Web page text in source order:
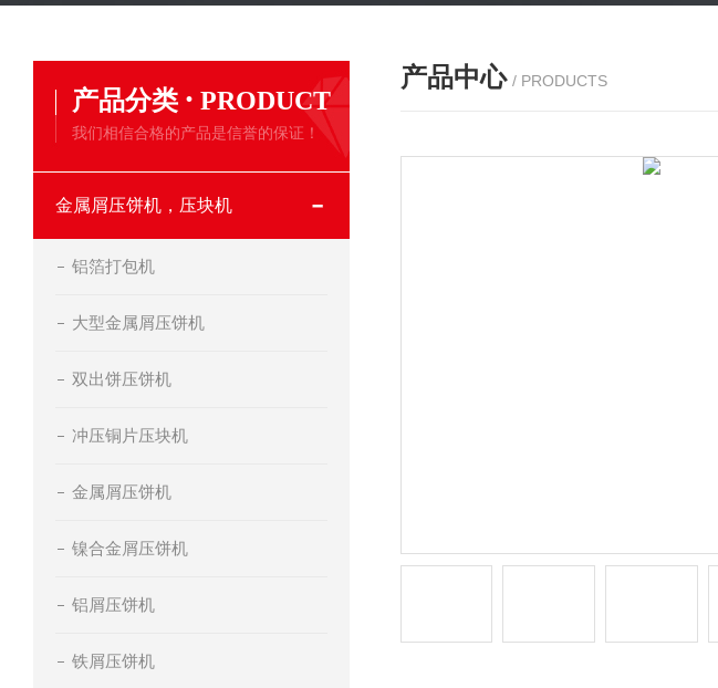
产品分类 · PRODUCT
我们相信合格的产品是信誉的保证！
金属屑压饼机，压块机
铝箔打包机
大型金属屑压饼机
双出饼压饼机
冲压铜片压块机
金属屑压饼机
镍合金屑压饼机
铝屑压饼机
铁屑压饼机
产品中心 / PRODUCTS